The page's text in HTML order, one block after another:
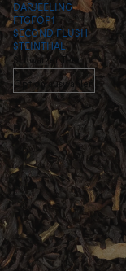
DARJEELING
FTGFOP1
SECOND FLUSH
STEINTHAL
Schwarzer Tee
Option auswählen